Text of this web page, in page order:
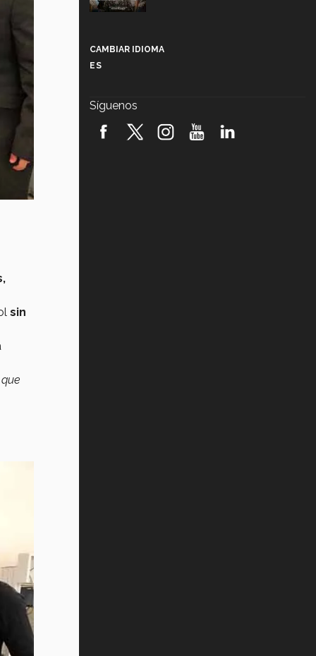
sin
robótica FIRST 2026! (video)
CAMBIAR IDIOMA
ES
Síguenos